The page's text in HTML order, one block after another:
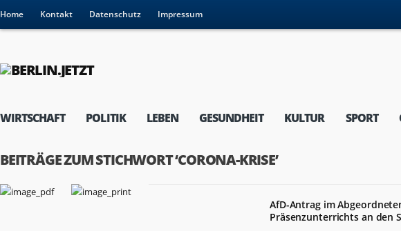
Home Kontakt Datenschutz Impressum
WIRTSCHAFT POLITIK LEBEN GESUNDHEIT KULTUR SPORT
BEITRÄGE ZUM STICHWORT ‘CORONA-KRISE’
AfD-Antrag im
Präsenzunterrichts an den